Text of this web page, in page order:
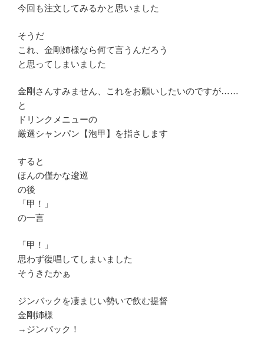
今回も注文してみるかと思いました
そうだ
これ、金剛姉様なら何て言うんだろう
と思ってしまいました
金剛さんすみません、これをお願いしたいのですが……
と
ドリンクメニューの
厳選シャンパン【泡甲】を指さします
すると
ほんの僅かな逡巡
の後
「甲！」
の一言
「甲！」
思わず復唱してしまいました
そうきたかぁ
ジンバックを凄まじい勢いで飲む提督
金剛姉様
→ジンバック！